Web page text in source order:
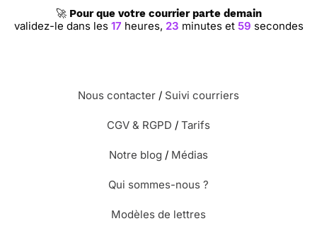
🚀 Pour que votre courrier parte demain
validez-le dans les 17 heures, 23 minutes et 58 secondes
Nous contacter / Suivi courriers
CGV & RGPD / Tarifs
Notre blog / Médias
Qui sommes-nous ?
Modèles de lettres